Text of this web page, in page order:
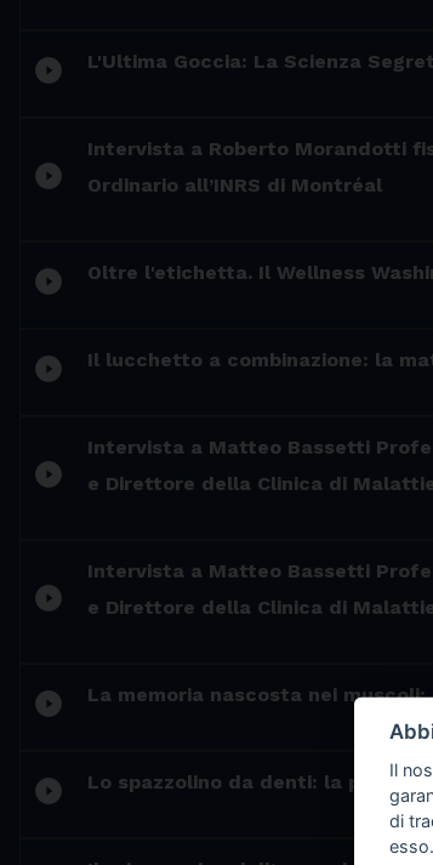
play_circle_filled L'Ultima Goccia: La Scienza
play_circle_filled
Intervista a Roberto Morandotti
Ordinario all’INRS di Montréal
play_circle_filled Oltre l'etichetta. Il Wellness
play_circle_filled Il lucchetto a combinazione: la
play_circle_filled
Intervista a Matteo Bassetti
e Direttore della Clinica di
play_circle_filled
Intervista a Matteo Bassetti
e Direttore della Clinica di
play_circle_filled La memoria nascosta nei
play_circle_filled Lo spazzolino da denti: la piccola
Il
di